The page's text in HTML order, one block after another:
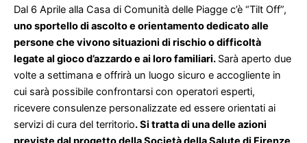
Dal 6 Aprile alla Casa di Comunità delle Piagge c’è “Tilt Off”,
uno sportello di ascolto e orientamento dedicato alle
persone che vivono situazioni di rischio o difficoltà
legate al gioco d’azzardo e ai loro familiari. Sarà aperto due
volte a settimana e offrirà un luogo sicuro e accogliente in
cui sarà possibile confrontarsi con operatori esperti,
ricevere consulenze personalizzate ed essere orientati ai
servizi di cura del territorio. Si tratta di una delle azioni